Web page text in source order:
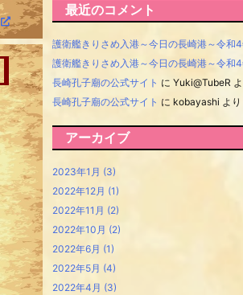
最近のコメント
護衛艦きりさめ入港～今日の長崎港～令和
護衛艦きりさめ入港～今日の長崎港～令和
長崎孔子廟の公式サイト に Yuki@TubeR
長崎孔子廟の公式サイト に kobayashi より
アーカイブ
2023年1月 (3)
2022年12月 (1)
2022年11月 (2)
2022年10月 (2)
2022年6月 (1)
2022年5月 (4)
2022年4月 (3)